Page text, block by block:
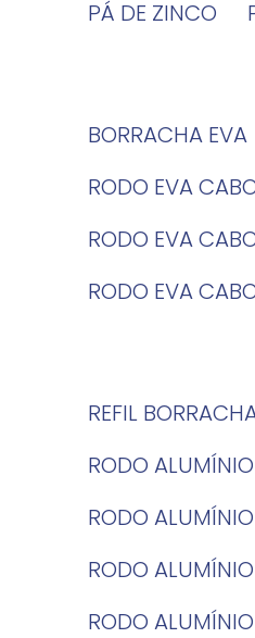
PÁ DE ZINCO
BORRACHA EVA
RODO EVA
RODO EVA
RODO EVA
REFIL
RODO
RODO
RODO
RODO